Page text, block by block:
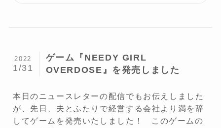
ゲーム『NEEDY GIRL
OVERDOSE』を発売しました
2022
1/31
本日のニュースレターの配信でもお伝えしました
が、先日、夫とふたりで経営する会社より満を辞
してゲームを発売いたしました！ このゲームの